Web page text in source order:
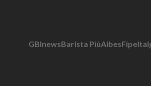
GBInewsBarista PiùAibesFipe